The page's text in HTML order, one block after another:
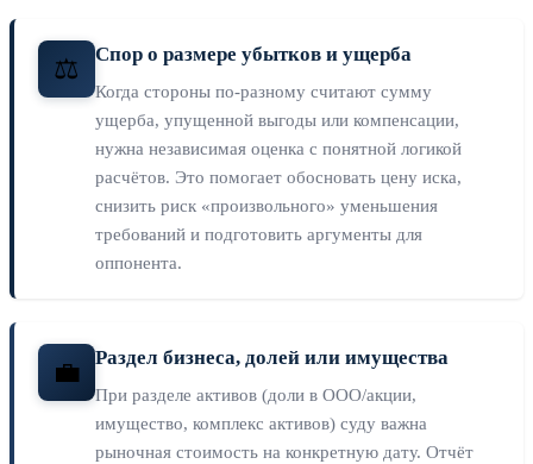
⚖️ Спор о размере убытков и ущерба
Когда стороны по-разному считают сумму
ущерба, упущенной выгоды или компенсации,
нужна независимая оценка с понятной логикой
расчётов. Это помогает обосновать цену иска,
снизить риск «произвольного» уменьшения
требований и подготовить аргументы для
оппонента.
💼 Раздел бизнеса, долей или имущества
При разделе активов (доли в ООО/акции,
имущество, комплекс активов) суду важна
рыночная стоимость на конкретную дату. Отчёт